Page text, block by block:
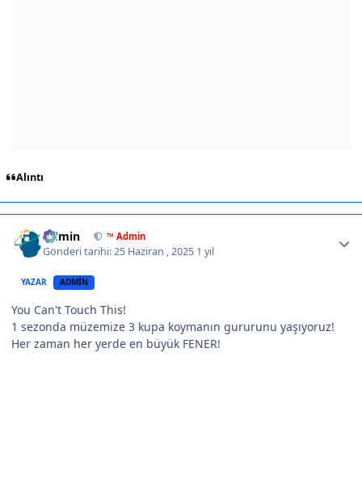
Alıntı
Admin ™ Admin
Gönderi tarihi:25 Haziran , 2025 1 yıl
YAZAR ADMIN
You Can't Touch This!
1 sezonda müzemize 3 kupa koymanın gururunu yaşıyoruz!
Her zaman her yerde en büyük FENER!